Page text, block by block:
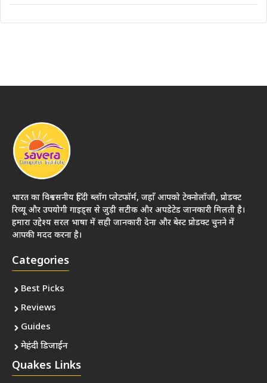
भारत का विश्वसनीय हिंदी ब्लॉग प्लेटफॉर्म, जहाँ आपको टेक्नोलॉजी, प्रोडक्ट
रिव्यू और उपयोगी गाइड्स से जुड़ी सटीक और अपडेटेड जानकारी मिलती है।
हमारा उद्देश्य सरल भाषा में सही जानकारी देना और बेस्ट प्रोडक्ट चुनने में
आपकी मदद करना है।
Categories
Best Picks
Reviews
Guides
मेहंदी डिजाईन
Quakes Links